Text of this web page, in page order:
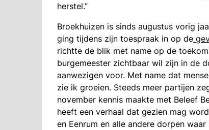
herstel.”
Broekhuizen is sinds augustus vorig
ging tijdens zijn toespraak in op de
richtte de blik met name op de
burgemeester zichtbaar wil zijn in de
aanwezigen voor. Met name dat
zie ik groeien. Steeds meer partijen
november kennis maakte met Beleef
heeft een verhaal dat gezien mag
en Eenrum en alle andere dorpen